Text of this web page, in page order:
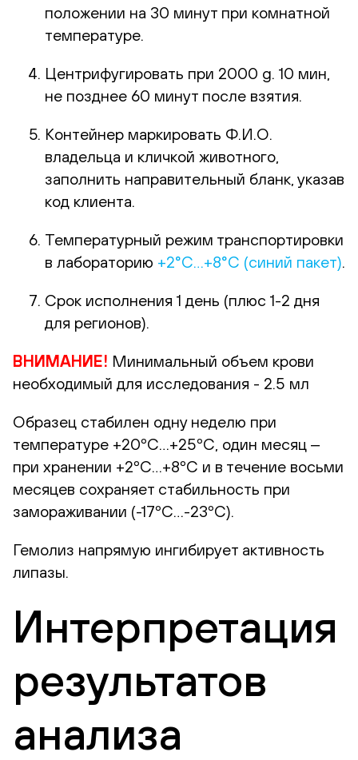
положении на 30 минут при комнатной
температуре.
Центрифугировать при 2000 g. 10 мин,
не позднее 60 минут после взятия.
Контейнер маркировать Ф.И.О.
владельца и кличкой животного,
заполнить направительный бланк, указав
код клиента.
Температурный режим транспортировки
в лабораторию +2°С…+8°С (синий пакет).
Срок исполнения 1 день (плюс 1-2 дня
для регионов).
ВНИМАНИЕ! Минимальный объем крови
необходимый для исследования - 2.5 мл
Образец стабилен одну неделю при
температуре +20ºС…+25ºС, один месяц ‒
при хранении +2ºС…+8ºС и в течение восьми
месяцев сохраняет стабильность при
замораживании (-17ºС…-23ºС).
Гемолиз напрямую ингибирует активность
липазы.
Интерпретация
результатов
анализа